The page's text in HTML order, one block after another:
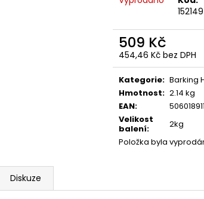
152149
509 Kč
454,46 Kč bez DPH
Měrná
cena:
Kategorie: Barking
Hmotnost: 2.14 kg
EAN:
Velikost
balení:
2kg
Položka byla
Diskuze